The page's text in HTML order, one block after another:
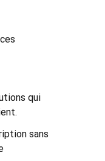
qui
sans